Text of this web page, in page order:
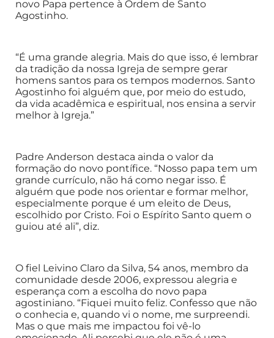
novo Papa pertence à Ordem de Santo
Agostinho.
“É uma grande alegria. Mais do que isso, é lembrar
da tradição da nossa Igreja de sempre gerar
homens santos para os tempos modernos. Santo
Agostinho foi alguém que, por meio do estudo,
da vida acadêmica e espiritual, nos ensina a servir
melhor à Igreja.”
Padre Anderson destaca ainda o valor da
formação do novo pontífice. “Nosso papa tem um
grande currículo, não há como negar isso. É
alguém que pode nos orientar e formar melhor,
especialmente porque é um eleito de Deus,
escolhido por Cristo. Foi o Espírito Santo quem o
guiou até ali”, diz.
O fiel Leivino Claro da Silva, 54 anos, membro da
comunidade desde 2006, expressou alegria e
esperança com a escolha do novo papa
agostiniano. “Fiquei muito feliz. Confesso que não
o conhecia e, quando vi o nome, me surpreendi.
Mas o que mais me impactou foi vê-lo